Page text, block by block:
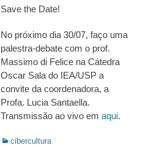
Save the Date!
No próximo dia 30/07, faço uma
palestra-debate com o prof.
Massimo di Felice na Cátedra
Oscar Sala do IEA/USP a
convite da coordenadora, a
Profa. Lucia Santaella.
Transmissão ao vivo em aqui.
Categorias:
cibercultura